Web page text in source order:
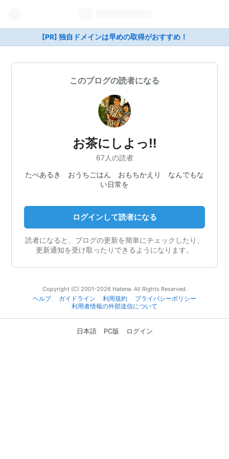
[PR] 独自ドメインは早めの取得がおすすめ！
このブログの読者になる
お茶にしよっ‼︎
67人の読者
たべあるき おうちごはん おもちかえり なんでもな
い日常を
ログインして読者になる
読者になると、ブログの更新を簡単にチェックしたり、
更新通知を受け取ったりできるようになります。
Copyright (C) 2001-2026 Hatena. All Rights Reserved.
ヘルプ
ガイドライン 利用規約
プライバシーポリシー
利用者情報の外部送信について
日本語 PC版 ログイン